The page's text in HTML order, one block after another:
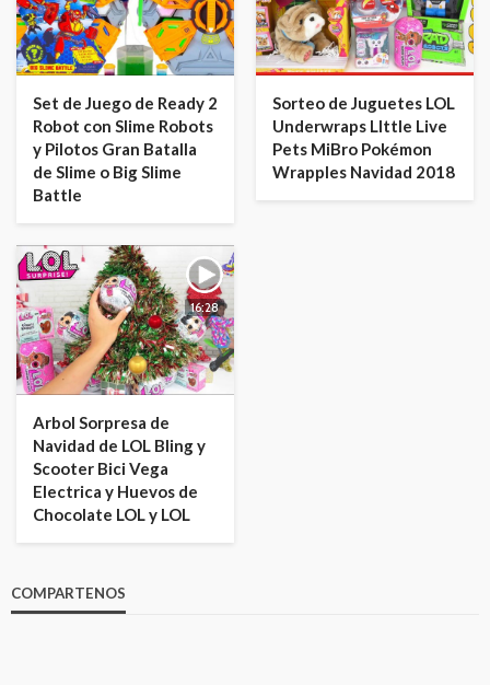
Set de Juego de Ready 2
Robot con Slime Robots
y Pilotos Gran Batalla
de Slime o Big Slime
Battle
Sorteo de Juguetes LOL
Underwraps LIttle Live
Pets MiBro Pokémon
Wrapples Navidad 2018
16:28
Arbol Sorpresa de
Navidad de LOL Bling y
Scooter Bici Vega
Electrica y Huevos de
Chocolate LOL y LOL
COMPARTENOS